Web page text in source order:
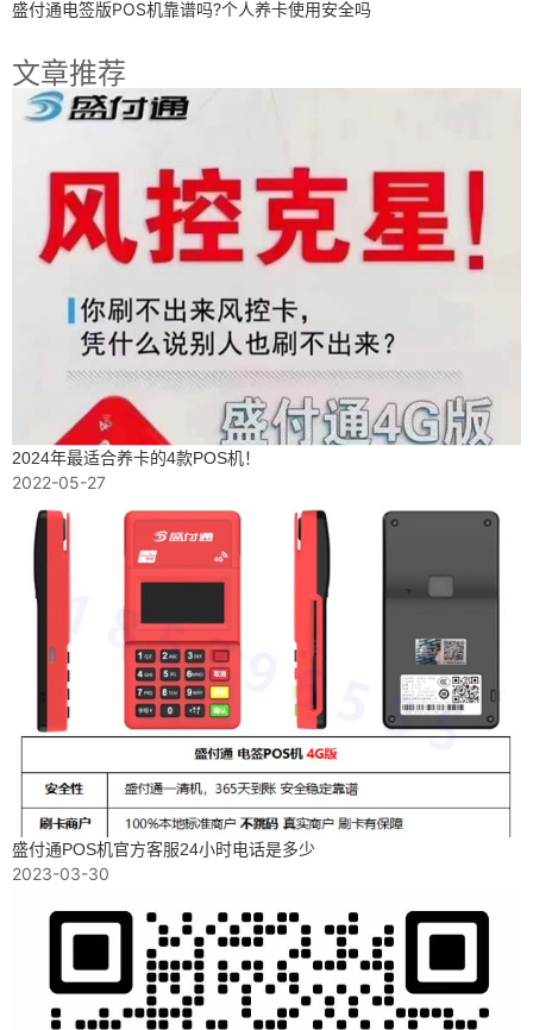
盛付通电签版POS机靠谱吗?个人养卡使用安全吗
文章推荐
2024年最适合养卡的4款POS机！
2022-05-27
盛付通POS机官方客服24小时电话是多少
2023-03-30